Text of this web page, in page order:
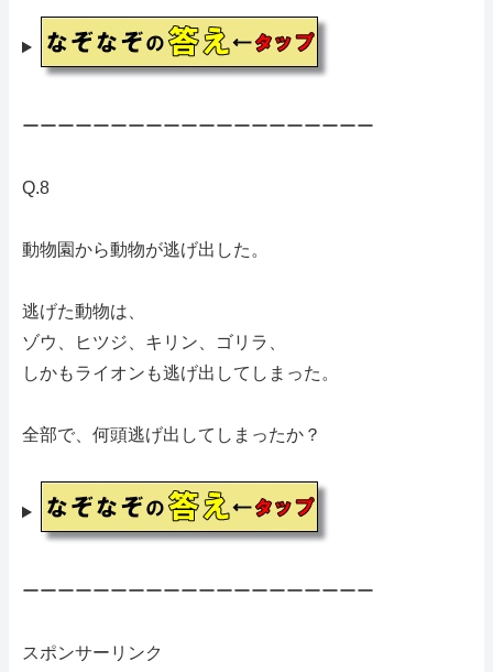
ーーーーーーーーーーーーーーーーーーーー
Q.8
動物園から動物が逃げ出した。
逃げた動物は、
ゾウ、ヒツジ、キリン、ゴリラ、
しかもライオンも逃げ出してしまった。
全部で、何頭逃げ出してしまったか？
ーーーーーーーーーーーーーーーーーーーー
スポンサーリンク